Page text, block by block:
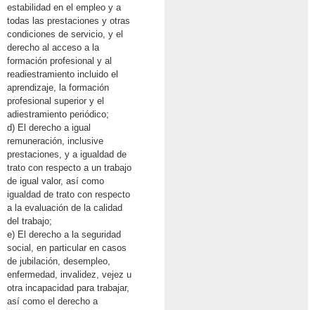
estabilidad en el empleo y a
todas las prestaciones y otras
condiciones de servicio, y el
derecho al acceso a la
formación profesional y al
readiestramiento incluido el
aprendizaje, la formación
profesional superior y el
adiestramiento periódico;
d) El derecho a igual
remuneración, inclusive
prestaciones, y a igualdad de
trato con respecto a un trabajo
de igual valor, así como
igualdad de trato con respecto
a la evaluación de la calidad
del trabajo;
e) El derecho a la seguridad
social, en particular en casos
de jubilación, desempleo,
enfermedad, invalidez, vejez u
otra incapacidad para trabajar,
así como el derecho a